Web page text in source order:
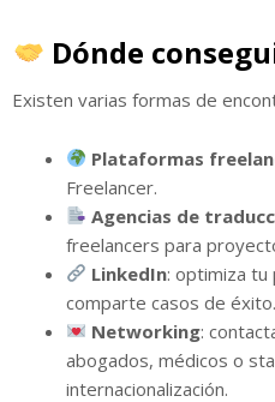
Dónde
Existen varias formas de
Plataformas
Freelancer.
Agencias de
freelancers para
LinkedIn: optimiza
comparte casos de éxito.
Networking:
abogados, médicos o
internacionalización.